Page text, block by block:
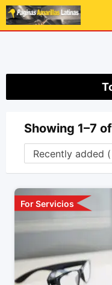
saltar
al
Showing 1–7
For Servicios